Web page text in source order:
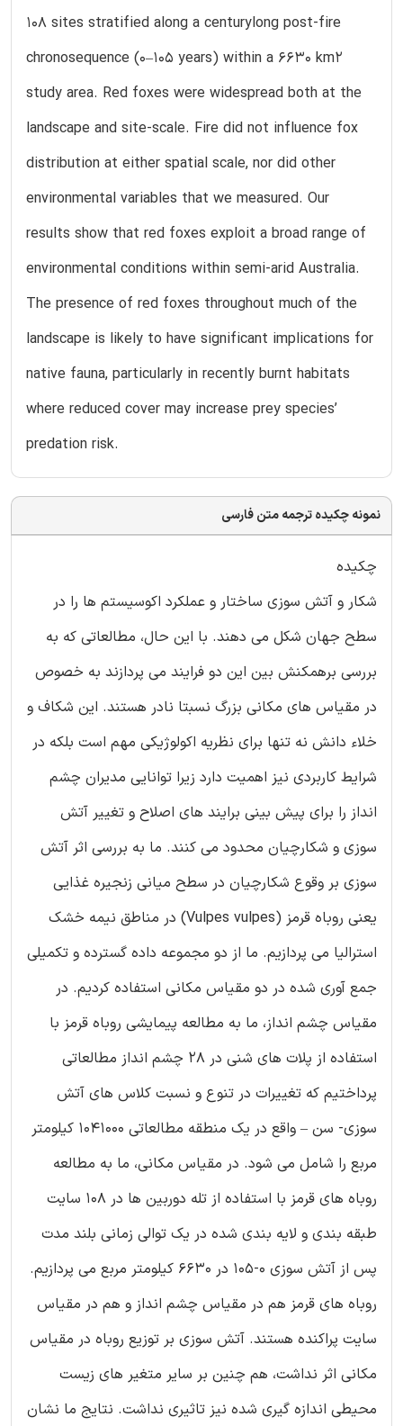
108 sites stratified along a centurylong post-fire
chronosequence (0–105 years) within a 6630 km2
study area. Red foxes were widespread both at the
landscape and site-scale. Fire did not influence fox
distribution at either spatial scale, nor did other
environmental variables that we measured. Our
results show that red foxes exploit a broad range of
environmental conditions within semi-arid Australia.
The presence of red foxes throughout much of the
landscape is likely to have significant implications for
native fauna, particularly in recently burnt habitats
where reduced cover may increase prey species’
predation risk.
نمونه چکیده ترجمه متن فارسی
چکیده
شکار و آتش سوزی ساختار و عملکرد اکوسیستم ها را در
سطح جهان شکل می دهند. با این حال، مطالعاتی که به
بررسی برهمکنش بین این دو فرایند می پردازند به خصوص
در مقیاس های مکانی بزرگ نسبتا نادر هستند. این شکاف و
خلاء دانش نه تنها برای نظریه اکولوژیکی مهم است بلکه در
شرایط کاربردی نیز اهمیت دارد زیرا توانایی مدیران چشم
انداز را برای پیش بینی برایند های اصلاح و تغییر آتش
سوزی و شکارچیان محدود می کنند. ما به بررسی اثر آتش
سوزی بر وقوع شکارچیان در سطح میانی زنجیره غذایی
یعنی روباه قرمز (Vulpes vulpes) در مناطق نیمه خشک
استرالیا می پردازیم. ما از دو مجموعه داده گسترده و تکمیلی
جمع آوری شده در دو مقیاس مکانی استفاده کردیم. در
مقیاس چشم انداز، ما به مطالعه پیمایشی روباه قرمز با
استفاده از پلات های شنی در 28 چشم انداز مطالعاتی
پرداختیم که تغییرات در تنوع و نسبت کلاس های آتش
سوزی- سن – واقع در یک منطقه مطالعاتی 1041000 کیلومتر
مربع را شامل می شود. در مقیاس مکانی، ما به مطالعه
روباه های قرمز با استفاده از تله دوربین ها در 108 سایت
طبقه بندی و لایه بندی شده در یک توالی زمانی بلند مدت
پس از آتش سوزی 0-105 در 6630 کیلومتر مربع می پردازیم.
روباه های قرمز هم در مقیاس چشم انداز و هم در مقیاس
سایت پراکنده هستند. آتش سوزی بر توزیع روباه در مقیاس
مکانی اثر نداشت، هم چنین بر سایر متغیر های زیست
محیطی اندازه گیری شده نیز تاثیری نداشت. نتایج ما نشان